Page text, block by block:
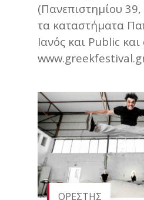
(Πανεπιστημίου 39,
τα καταστήματα
Ιανός και Public
ΟΡΕΣΤΗΣ